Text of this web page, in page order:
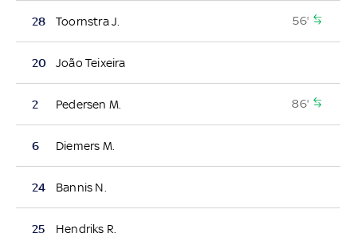
28 Toornstra J. 56'
20 João Teixeira
2 Pedersen M. 86'
6 Diemers M.
24 Bannis N.
25 Hendriks R.